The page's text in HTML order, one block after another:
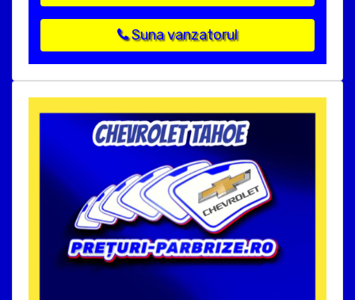
Suna vanzatorul